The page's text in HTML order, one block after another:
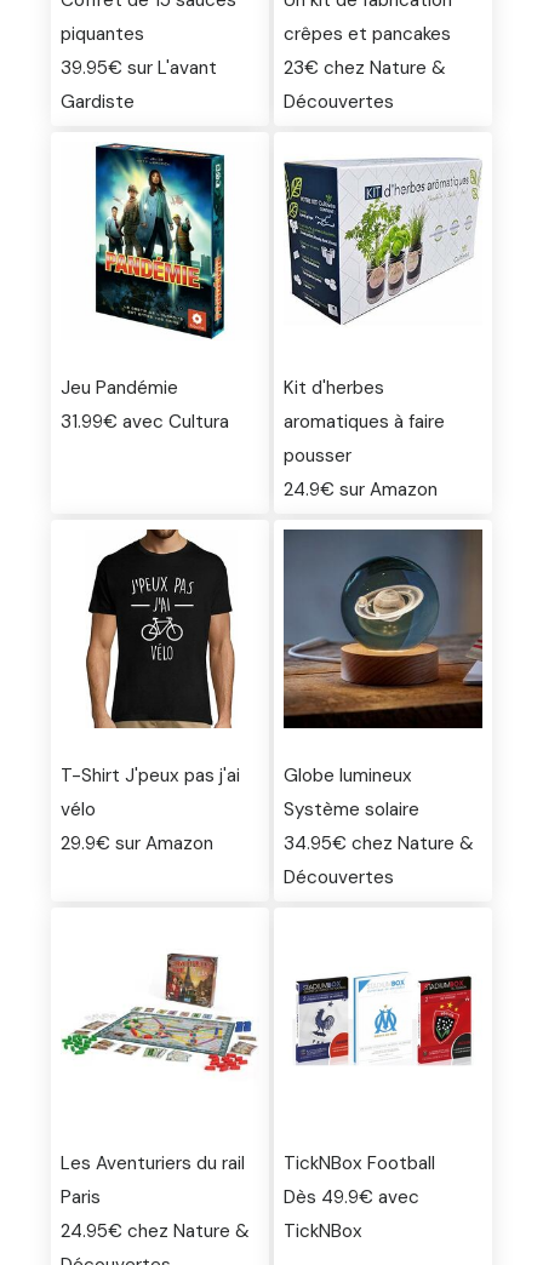
piquantes
39.95€ sur L'avant
Gardiste
crêpes et pancakes
23€ chez Nature &
Découvertes
Jeu Pandémie
31.99€ avec Cultura
Kit d'herbes
aromatiques à faire
pousser
24.9€ sur Amazon
T-Shirt J'peux pas j'ai
vélo
29.9€ sur Amazon
Globe lumineux
Système solaire
34.95€ chez Nature &
Découvertes
Les Aventuriers du rail
Paris
24.95€ chez Nature &
TickNBox Football
Dès 49.9€ avec
TickNBox